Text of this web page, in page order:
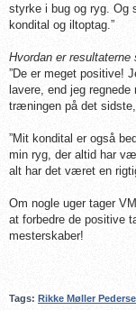
styrke i bug og ryg. Og
kondital og iltoptag.”
Hvordan er
”De er meget positive!
lavere, end jeg
træningen på det
”Mit kondital er også
min ryg, der altid har
alt har det været en
Om nogle uger tager
at forbedre de positive
mesterskaber!
Tags: Rikke Møller